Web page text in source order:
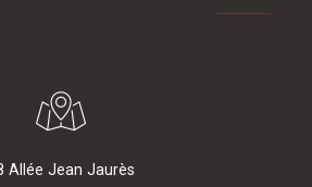
Allée Jean Jaurès